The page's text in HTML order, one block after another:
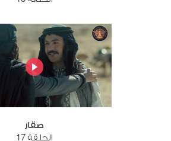
صقار
الحلقة 17